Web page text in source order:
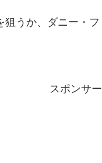
うか、ダニー・
スポンサ